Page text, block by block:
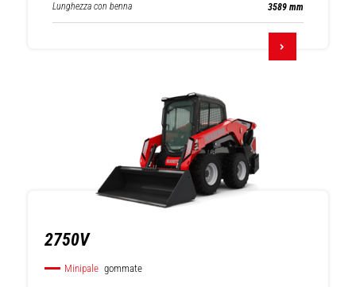
Lunghezza con benna 3589 mm
2750V
Minipale gommate